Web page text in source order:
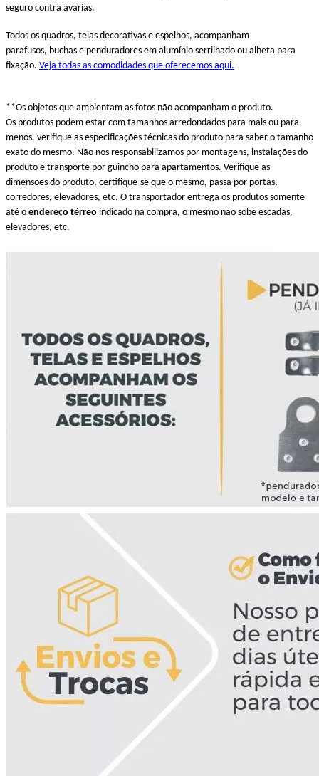
seguro contra avarias.
Todos os quadros, telas decorativas e espelhos, acompanham
parafusos, buchas e penduradores em alumínio serrilhado ou alheta para
fixação. Veja todas as comodidades que oferecemos aqui.
**Os objetos que ambientam as fotos não acompanham o produto.
Os produtos podem estar com tamanhos arredondados para mais ou para
menos, verifique as especificações técnicas do produto para saber o tamanho
exato do mesmo. Não nos responsabilizamos por montagens, instalações do
produto e transporte por guincho para apartamentos. Verifique as
dimensões do produto, certifique-se que o mesmo, passa por portas,
corredores, elevadores, etc. O transportador entrega os produtos somente
até o endereço térreo indicado na compra, o mesmo não sobe escadas,
elevadores, etc.